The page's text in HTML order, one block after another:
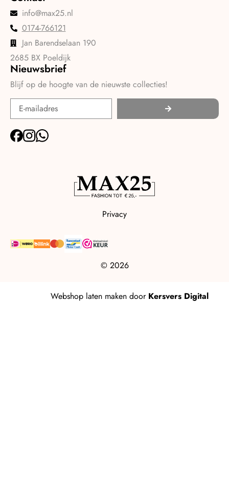
info@max25.nl
0174-766121
Jan Barendselaan 190
2685 BX Poeldijk
Nieuwsbrief
Blijf op de hoogte van de nieuwste collecties!
Privacy
© 2026
Webshop laten maken door Kersvers Digital